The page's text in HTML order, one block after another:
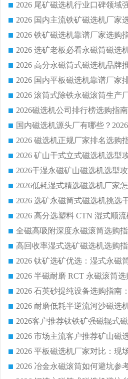
国内磁选机源头厂有哪些？
2026 平板磁选机厂家对比：现